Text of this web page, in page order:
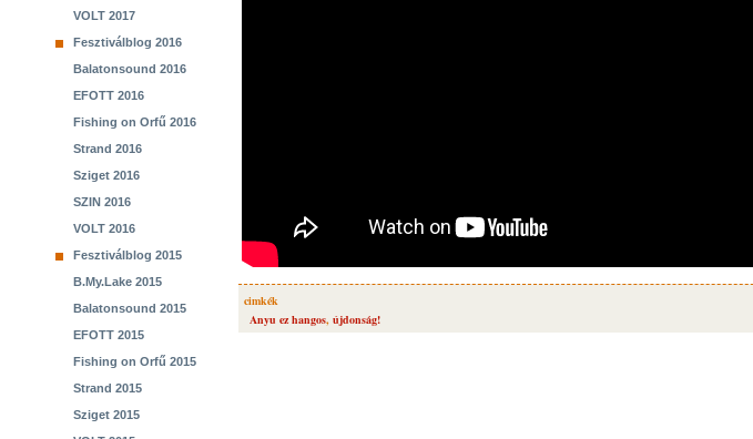
VOLT 2017
Fesztiválblog 2016
Balatonsound 2016
EFOTT 2016
Fishing on Orfű 2016
Strand 2016
Sziget 2016
SZIN 2016
VOLT 2016
Fesztiválblog 2015
B.My.Lake 2015
Balatonsound 2015
EFOTT 2015
Fishing on Orfű 2015
Strand 2015
Sziget 2015
cimkék
Anyu ez hangos, újdonság!